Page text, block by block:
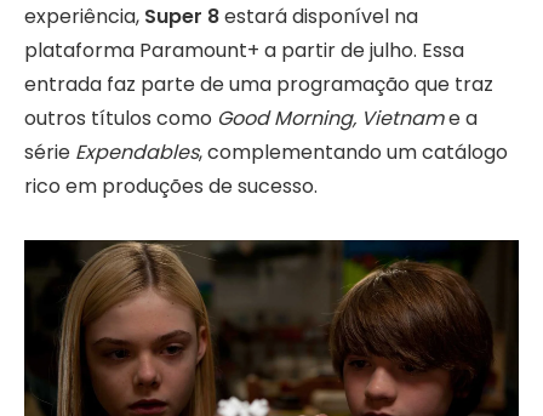
experiência, Super 8estará disponível na
plataforma Paramount+ a partir de julho. Essa
entrada faz parte de uma programação que traz
outros títulos como Good Morning, Vietname a
série Expendables, complementando um catálogo
rico em produções de sucesso.